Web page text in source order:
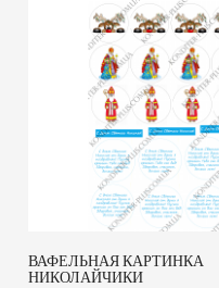
ВАФЕЛЬНАЯ КАРТИНКА
НИКОЛАЙЧИКИ